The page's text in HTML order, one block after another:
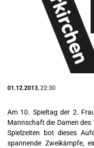
01.12.2013 , 22:30
Am 10. Spieltag der 2.
Mannschaft die Damen des
Spielzeiten bot dieses
spannende Zweikämpfe,